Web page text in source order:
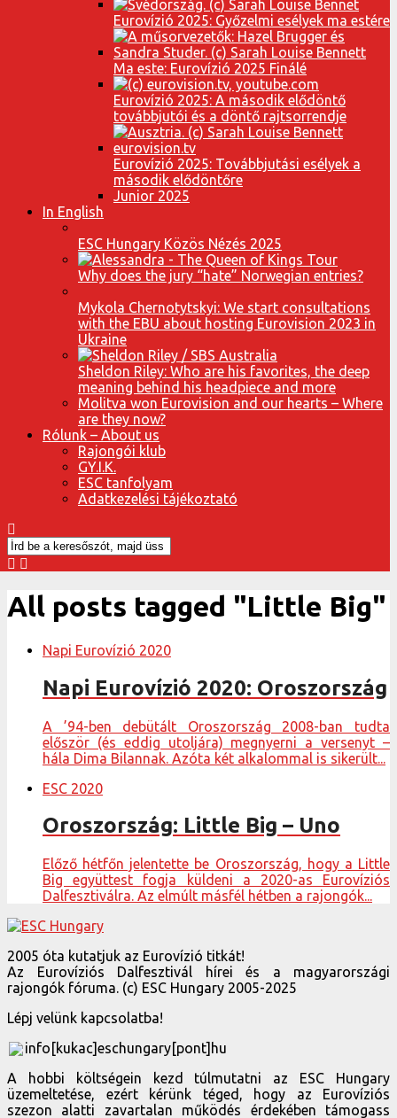
Eurovízió 2025: Győzelmi esélyek ma estére
Ma este: Eurovízió 2025 Finálé
Eurovízió 2025: A második elődöntő
továbbjutói és a döntő rajtsorrendje
Eurovízió 2025: Továbbjutási esélyek a
második elődöntőre
Junior 2025
In English
ESC Hungary Közös Nézés 2025
Why does the jury “hate” Norwegian entries?
Mykola Chernotytskyi: We start consultations
with the EBU about hosting Eurovision 2023 in
Ukraine
Sheldon Riley: Who are his favorites, the deep
meaning behind his headpiece and more
Molitva won Eurovision and our hearts – Where
are they now?
Rólunk – About us
Rajongói klub
GY.I.K.
ESC tanfolyam
Adatkezelési tájékoztató
All posts tagged "Little Big"
Napi Eurovízió 2020
Napi Eurovízió 2020: Oroszország
A ’94-ben debütált Oroszország 2008-ban tudta
először (és eddig utoljára) megnyerni a versenyt –
hála Dima Bilannak. Azóta két alkalommal is sikerült...
ESC 2020
Oroszország: Little Big – Uno
Előző hétfőn jelentette be Oroszország, hogy a Little
Big együttest fogja küldeni a 2020-as Eurovíziós
Dalfesztiválra. Az elmúlt másfél hétben a rajongók...
2005 óta kutatjuk az Eurovízió titkát!
Az Eurovíziós Dalfesztivál hírei és a magyarországi
rajongók fóruma. (c) ESC Hungary 2005-2025
Lépj velünk kapcsolatba!
info[kukac]eschungary[pont]hu
A hobbi költségein kezd túlmutatni az ESC Hungary
üzemeltetése, ezért kérünk téged, hogy az Eurovíziós
szezon alatti zavartalan működés érdekében támogass